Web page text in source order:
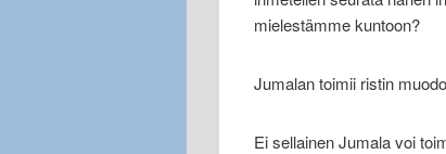
mielestämme kuntoon?
Jumalan toimii ristin
Ei sellainen Jumala voi